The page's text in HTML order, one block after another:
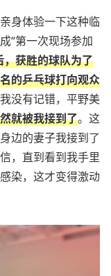
身体验一下这种临
“第一次现场参加
获胜的球队为了
的乒乓球打向观众
没有记错，平野美
就被我接到了。这
边的妻子我接到了
，直到看到我手里
染，这才变得激动